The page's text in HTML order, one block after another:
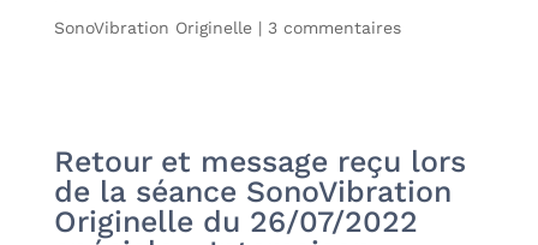
SonoVibration Originelle| 3 commentaires
Retour et message reçu lors
de la séance SonoVibration
Originelle du 26/07/2022